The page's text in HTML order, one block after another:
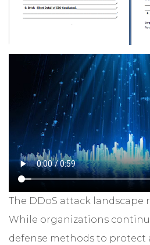
The DDoS attack
While organizations
defense methods to protect